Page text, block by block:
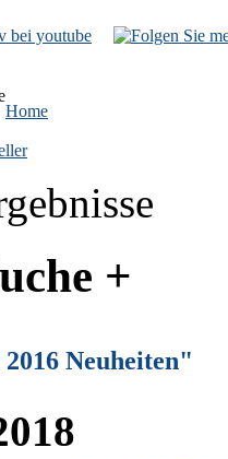
Home
+
Neuheiten"